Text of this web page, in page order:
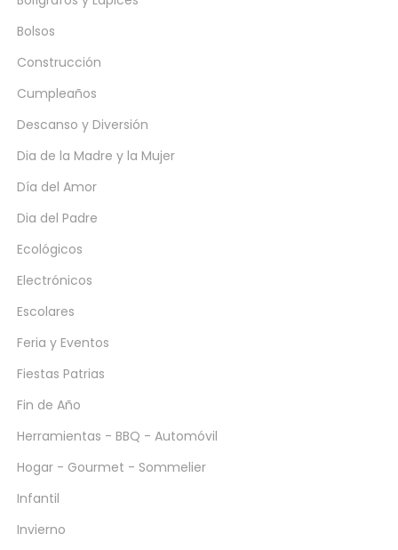
Bolsos
Construcción
Cumpleaños
Descanso y Diversión
Dia de la Madre y la Mujer
Día del Amor
Dia del Padre
Ecológicos
Electrónicos
Escolares
Feria y Eventos
Fiestas Patrias
Fin de Año
Herramientas - BBQ - Automóvil
Hogar - Gourmet - Sommelier
Infantil
Invierno